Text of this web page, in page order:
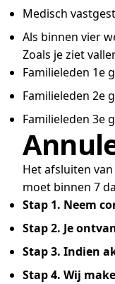
Medisch
Als binnen vier
Zoals je ziet
Familieleden 1e
Familieleden 2e
Familieleden 3e
Het afsluiten
moet binnen 7
Stap 1. Neem
Stap 2. Je
Stap 3. Indien
Stap 4. Wij